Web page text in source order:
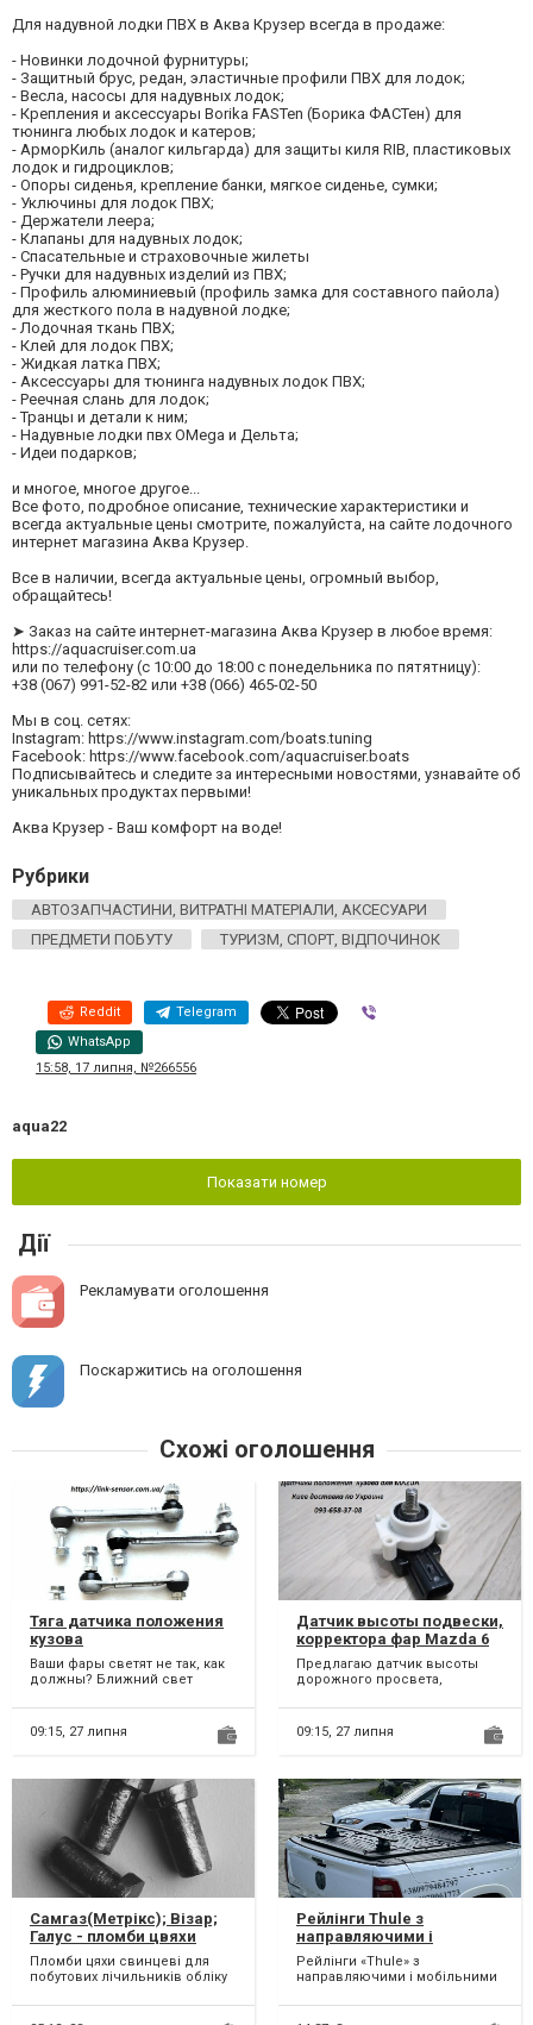
Для надувной лодки ПВХ в Аква Крузер всегда в продаже:
- Новинки лодочной фурнитуры;
- Защитный брус, редан, эластичные профили ПВХ для лодок;
- Весла, насосы для надувных лодок;
- Крепления и аксессуары Borika FASTen (Борика ФАСТен) для
тюнинга любых лодок и катеров;
- АрморКиль (аналог кильгарда) для защиты киля RIB, пластиковых
лодок и гидроциклов;
- Опоры сиденья, крепление банки, мягкое сиденье, сумки;
- Уключины для лодок ПВХ;
- Держатели леера;
- Клапаны для надувных лодок;
- Спасательные и страховочные жилеты
- Ручки для надувных изделий из ПВХ;
- Профиль алюминиевый (профиль замка для составного пайола)
для жесткого пола в надувной лодке;
- Лодочная ткань ПВХ;
- Клей для лодок ПВХ;
- Жидкая латка ПВХ;
- Аксессуары для тюнинга надувных лодок ПВХ;
- Реечная слань для лодок;
- Транцы и детали к ним;
- Надувные лодки пвх OMega и Дельта;
- Идеи подарков;
и многое, многое другое...
Все фото, подробное описание, технические характеристики и
всегда актуальные цены смотрите, пожалуйста, на сайте лодочного
интернет магазина Аква Крузер.
Все в наличии, всегда актуальные цены, огромный выбор,
обращайтесь!
➤ Заказ на сайте интернет-магазина Аква Крузер в любое время:
https://aquacruiser.com.ua
или по телефону (с 10:00 до 18:00 с понедельника по пятятницу):
+38 (067) 991-52-82 или +38 (066) 465-02-50
Мы в соц. сетях:
Instagram: https://www.instagram.com/boats.tuning
Facebook: https://www.facebook.com/aquacruiser.boats
Подписывайтесь и следите за интересными новостями, узнавайте об
уникальных продуктах первыми!
Аква Крузер - Ваш комфорт на воде!
Рубрики
АВТОЗАПЧАСТИНИ, ВИТРАТНІ МАТЕРІАЛИ, АКСЕСУАРИ
ПРЕДМЕТИ ПОБУТУ
ТУРИЗМ, СПОРТ, ВІДПОЧИНОК
Reddit Telegram
WhatsApp
15:58, 17 липня, №266556
aqua22
Показати номер
Дії
Рекламувати оголошення
Поскаржитись на оголошення
Схожі оголошення
Тяга датчика положения
кузова
Ваши фары светят не так, как
должны? Ближний свет
встречные водители морг...
09:15, 27 липня
Датчик высоты подвески,
корректора фар Mazda 6
Предлагаю датчик высоты
дорожного просвета,
1100гр. Для Mazda 6, Mazda
Сx5,...
09:15, 27 липня
Самгаз(Метрікс); Візар;
Галус - пломби цвяхи
свинцеві для побутових
лічильників обліку
Пломби цяхи свинцеві для
побутових лічильників обліку
ніжки; висота за...
Рейлінги Thule з
направляючими і
мобільними кітами для
силової кришки кузова
Крышка кузова пикапа,
Рейлінги «Thule» з
направляючими і мобільними
кришку кузова пікапа. Криш...